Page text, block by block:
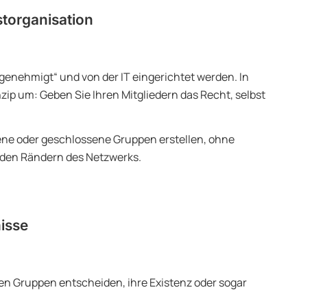
und von der IT eingerichtet werden. In
um: Geben Sie Ihren Mitgliedern das Recht, selbst
oder geschlossene Gruppen erstellen, ohne
Rändern des Netzwerks.
Gruppen entscheiden, ihre Existenz oder sogar